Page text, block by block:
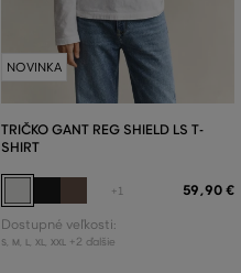
NOVINKA
TRIČKO GANT REG SHIELD LS T-
SHIRT
+1 59,90 €
Dostupné veľkosti:
S, M L XL XXL +2 ďalšie